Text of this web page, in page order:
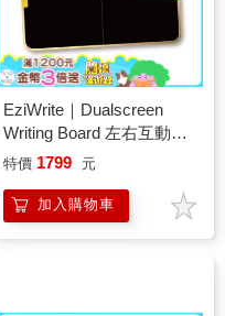
EziWrite｜Dualscreen
Writing Board 左右互動手
寫板 21吋 暮光金
特價 1799 元
加入購物車